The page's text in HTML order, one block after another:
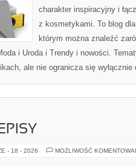
charakter inspiracyjny i
z kosmetykami. To blog
którym można znaleźć
i Uroda i Trendy i nowości.
ale nie ogranicza się
- 18 - 2026 MOŻLIWOŚĆ